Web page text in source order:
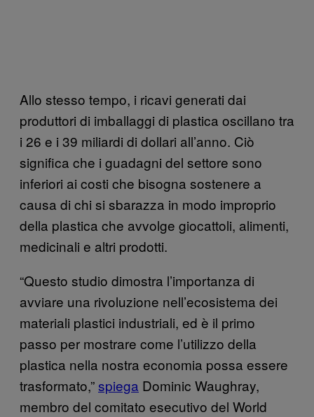
Allo stesso tempo, i ricavi generati dai
produttori di imballaggi di plastica oscillano tra
i 26 e i 39 miliardi di dollari all’anno. Ciò
significa che i guadagni del settore sono
inferiori ai costi che bisogna sostenere a
causa di chi si sbarazza in modo improprio
della plastica che avvolge giocattoli, alimenti,
medicinali e altri prodotti.
“Questo studio dimostra l’importanza di
avviare una rivoluzione nell’ecosistema dei
materiali plastici industriali, ed è il primo
passo per mostrare come l’utilizzo della
plastica nella nostra economia possa essere
trasformato,”spiega Dominic Waughray,
membro del comitato esecutivo del World